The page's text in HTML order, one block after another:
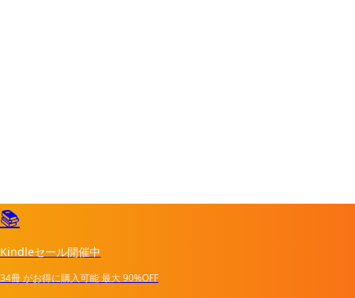
📚
Kindleセール開催中
34冊がお得に購入可能最大90%OFF